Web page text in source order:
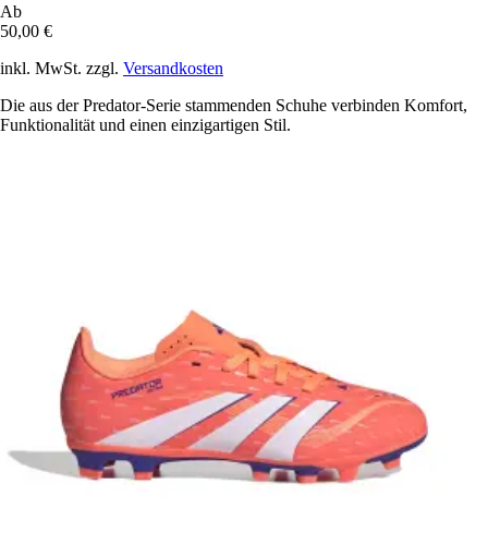
Ab
50,00 €
inkl. MwSt. zzgl. Versandkosten
Die aus der Predator-Serie stammenden Schuhe verbinden Komfort,
Funktionalität und einen einzigartigen Stil.